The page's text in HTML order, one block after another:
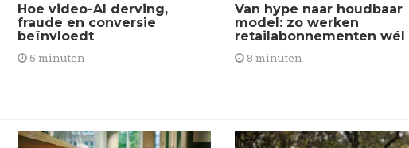
Hoe video-AI derving,
fraude en conversie
beïnvloedt
5 minuten
Van hype naar houdbaar
model: zo werken
retailabonnementen wél
8 minuten